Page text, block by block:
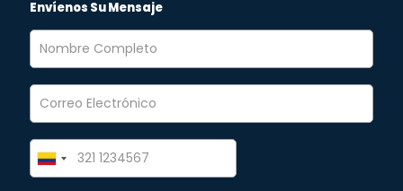
Envíenos Su Mensaje